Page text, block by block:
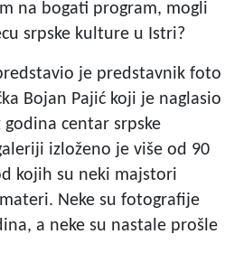
na bogati program, mogli
srpske kulture u Istri?
je predstavnik foto
Bojan Pajić koji je naglasio
godina centar srpske
izloženo je više od 90
kojih su neki majstori
Neke su fotografije
a neke su nastale prošle